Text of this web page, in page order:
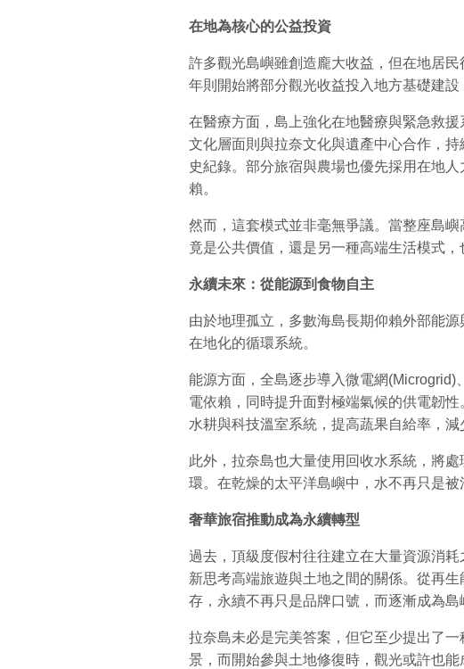
在地為核心的公益投資
許多觀光島嶼雖創造龐大收益，但在地居
年則開始將部分觀光收益投入地方基礎建設
在醫療方面，島上強化在地醫療與緊急救
文化層面則與拉奈文化與遺產中心合作，
史紀錄。部分旅宿與農場也優先採用在地
賴。
然而，這套模式並非毫無爭議。當整座島
竟是公共價值，還是另一種高端生活模式，
永續未來：從能源到食物自主
由於地理孤立，多數海島長期仰賴外部能
在地化的循環系統。
能源方面，全島逐步導入微電網(Microgrid)
電依賴，同時提升面對極端氣候的供電韌
水耕與科技溫室系統，提高蔬果自給率，減
此外，拉奈島也大量使用回收水系統，將
環。在乾燥的太平洋島嶼中，水不再只是被
奢華旅宿推動成為永續轉型
過去，頂級度假村往往建立在大量資源消
新思考高端旅遊與土地之間的關係。從再
存，永續不再只是品牌口號，而逐漸成為島
拉奈島未必是完美答案，但它至少提出了
景，而開始參與土地修復時，觀光或許也能